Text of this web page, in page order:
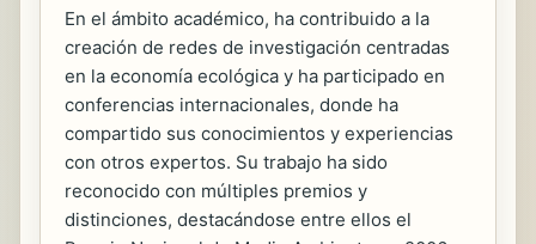
En el ámbito académico, ha contribuido a la
creación de redes de investigación centradas
en la economía ecológica y ha participado en
conferencias internacionales, donde ha
compartido sus conocimientos y experiencias
con otros expertos. Su trabajo ha sido
reconocido con múltiples premios y
distinciones, destacándose entre ellos el